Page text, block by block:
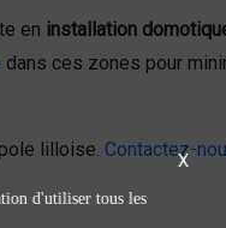
en installation
dans ces zones pour
lilloise. Contactez-
X
d'utiliser tous les